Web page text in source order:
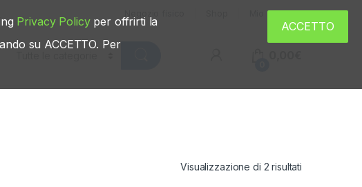
Mio account
Visualizzazione di 2 risultati
Privacy Policyper offrirti la
su ACCETTO. Per
ACCETTO